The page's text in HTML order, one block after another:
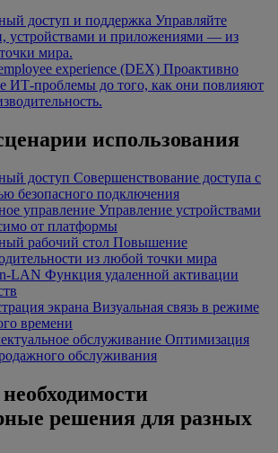
доступ и поддержка Управляйте
устройствами и приложениями — из
мира.
experience (DEX) Проактивно
ИТ-проблемы до того, как они повлияют
использования
доступ Совершенствование доступа с
безопасного подключения
управление Управление устройствами
от платформы
рабочий стол Повышение
из любой точки мира
LAN Функция удаленной активации
экрана Визуальная связь в режиме
времени
обслуживание Оптимизация
обслуживания
решения для разных